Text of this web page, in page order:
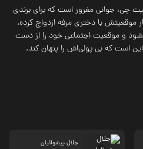
چی، جوانی مغرور است که برای برندی
موقعیتش با دختری مرفه ازدواج کرده.
و موقعیت اجتماعی خود را از دست
است که بی پولی‌اش را پنهان کند.
جلال پیشوائیان